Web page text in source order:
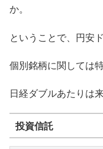
か。
ということで、円安
個別銘柄に関しては
日経ダブルあたりは
投資信託